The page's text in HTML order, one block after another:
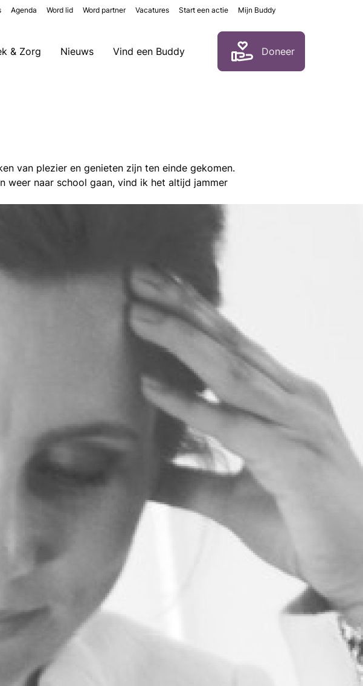
& Zorg Nieuws Vind een Buddy Doneer
Agenda Word lid Word partner Vacatures Start een actie Mijn Buddy
van plezier en genieten zijn ten einde gekomen.
naar school gaan, vind ik het altijd jammer